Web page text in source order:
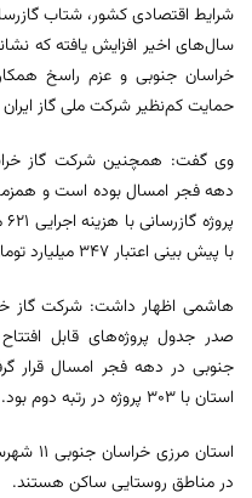
شرایط اقتصادی کشور، شتاب
سال‌های اخیر افزایش یافته که
خراسان جنوبی و عزم راسخ
حمایت کم‌نظیر شرکت ملی گاز
وی گفت: همچنین شرکت گاز
با پیش بینی اعتبار ۳۴۷ میلیارد تومان کلنگ‌زنی شد.
صدر جدول پروژه‌های قابل
جنوبی در دهه فجر امسال قرار
استان با ۳۰۳ پروژه در رتبه دوم بود.
در مناطق روستایی ساکن هستند.